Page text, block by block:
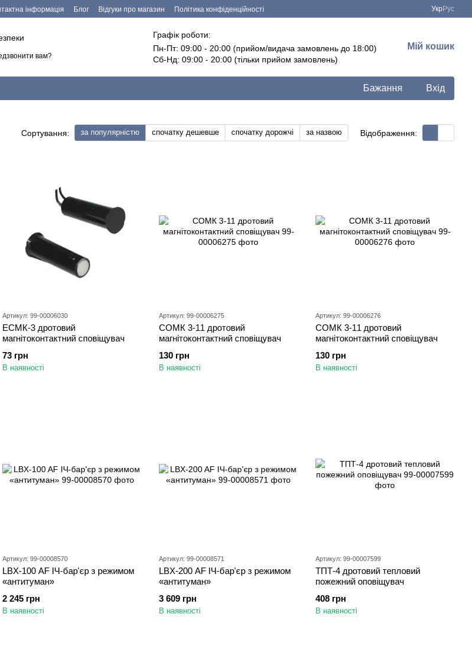
інформація Блог Відгуки про магазин
Політика конфіденційності
Укр Рус
вам?
Графік роботи:
Пн-Пт: 09:00 - 20:00 (прийом/видача замовлень до 18:00)
Сб-Нд: 09:00 - 20:00 (тільки прийом замовлень)
Мій кошик
Бажання Вхід
Сортування: за популярністю спочатку дешевше спочатку дорожчі за назвою Відображення:
Артикул: 99-00006030
ЕСМК-3 дротовий
магнітоконтактний сповіщувач
73 грн
В наявності
Артикул: 99-00006275
СОМК 3-11 дротовий
магнітоконтактний сповіщувач
130 грн
В наявності
Артикул: 99-00006276
СОМК 3-11 дротовий
магнітоконтактний cповіщувач
130 грн
В наявності
Артикул: 99-00008570
LBX-100 AF ІЧ-бар'єр з режимом
«антитуман»
2 245 грн
В наявності
Артикул: 99-00008571
LBX-200 AF ІЧ-бар'єр з режимом
«антитуман»
3 609 грн
В наявності
Артикул: 99-00007599
ТПТ-4 дротовий тепловий
пожежний оповіщувач
408 грн
В наявності